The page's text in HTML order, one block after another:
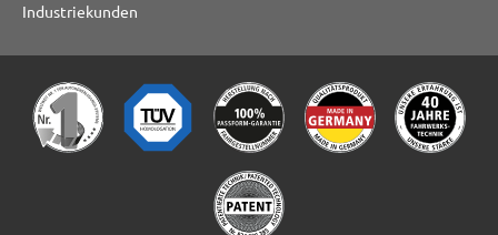
Industriekunden